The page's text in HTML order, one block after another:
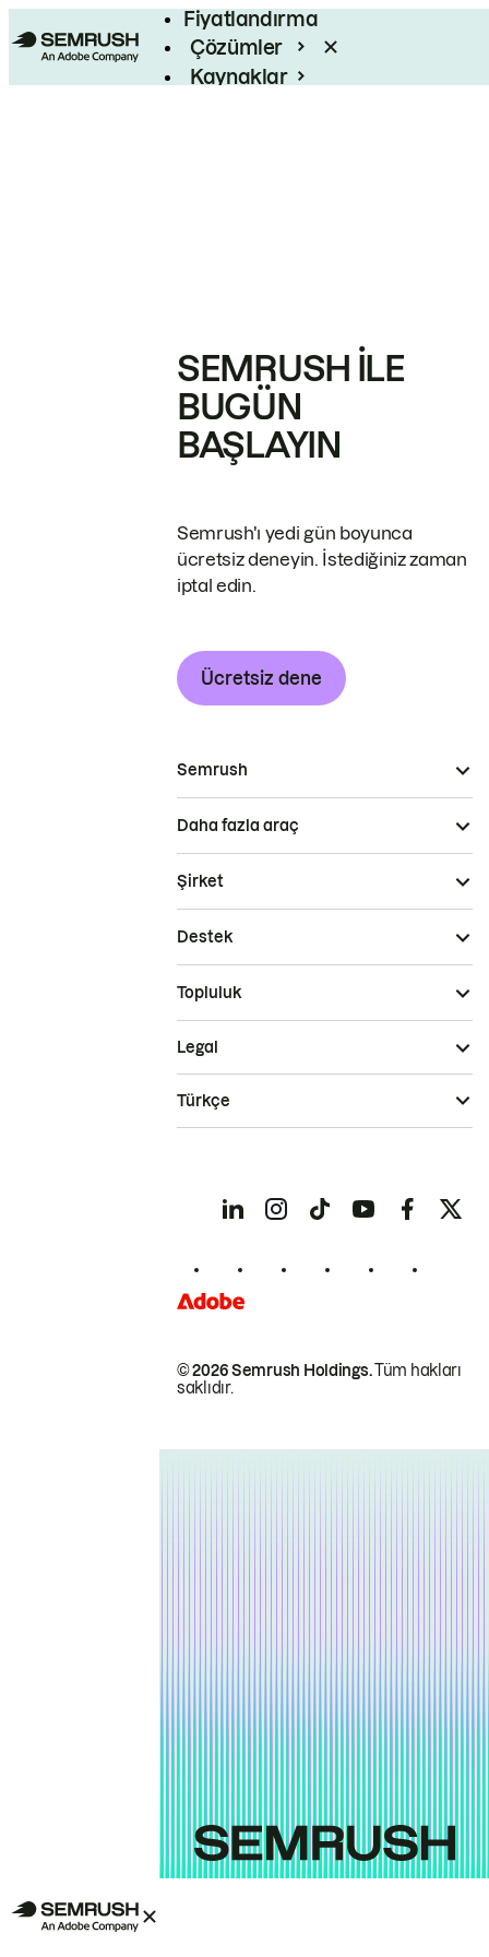
Fiyatlandırma
Çözümler
Kaynaklar
SEMRUSH ILE
BUGÜN
BAŞLAYIN
Semrush'ı yedi gün boyunca
ücretsiz deneyin. İstediğiniz zaman
iptal edin.
Ücretsiz dene
Semrush
Daha fazla araç
Şirket
Destek
Topluluk
© 2026 Semrush Holdings.Tüm hakları
saklıdır.
Legal
Türkçe